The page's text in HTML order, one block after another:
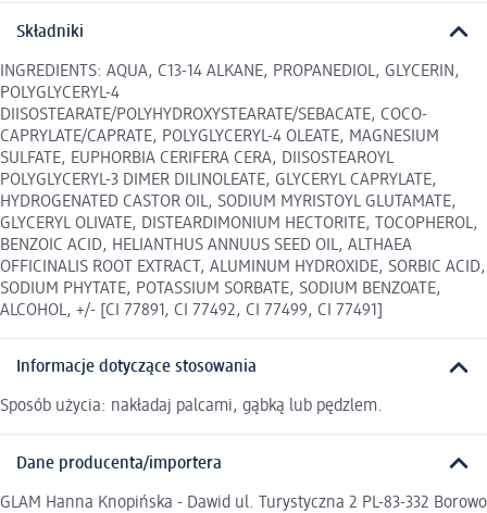
Składniki
INGREDIENTS: AQUA, C13-14 ALKANE, PROPANEDIOL, GLYCERIN,
POLYGLYCERYL-4
DIISOSTEARATE/POLYHYDROXYSTEARATE/SEBACATE, COCO-
CAPRYLATE/CAPRATE, POLYGLYCERYL-4 OLEATE, MAGNESIUM
SULFATE, EUPHORBIA CERIFERA CERA, DIISOSTEAROYL
POLYGLYCERYL-3 DIMER DILINOLEATE, GLYCERYL CAPRYLATE,
HYDROGENATED CASTOR OIL, SODIUM MYRISTOYL GLUTAMATE,
GLYCERYL OLIVATE, DISTEARDIMONIUM HECTORITE, TOCOPHEROL,
BENZOIC ACID, HELIANTHUS ANNUUS SEED OIL, ALTHAEA
OFFICINALIS ROOT EXTRACT, ALUMINUM HYDROXIDE, SORBIC ACID,
SODIUM PHYTATE, POTASSIUM SORBATE, SODIUM BENZOATE,
ALCOHOL, +/- [CI 77891, CI 77492, CI 77499, CI 77491]
Informacje dotyczące stosowania
Sposób użycia: nakładaj palcami, gąbką lub pędzlem.
Dane producenta/importera
GLAM Hanna Knopińska - Dawid ul. Turystyczna 2 PL-83-332 Borowo